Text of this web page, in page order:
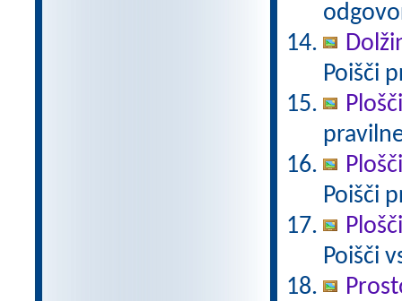
Poišči
Poišči
Poišči